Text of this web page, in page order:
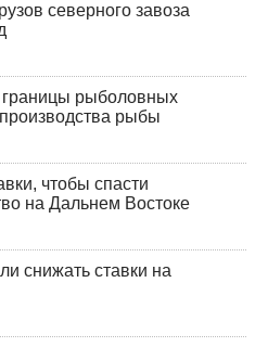
северного завоза
рыболовных
рыбы
чтобы спасти
на Дальнем Востоке
снижать ставки на